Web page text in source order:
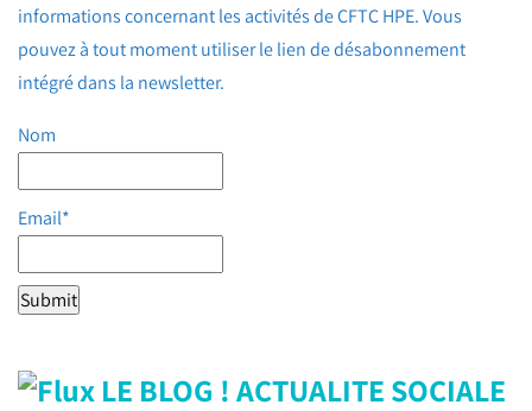
informations concernant les activités de CFTC HPE. Vous
pouvez à tout moment utiliser le lien de désabonnement
intégré dans la newsletter.
Nom
Email*
LE BLOG ! ACTUALITE SOCIALE